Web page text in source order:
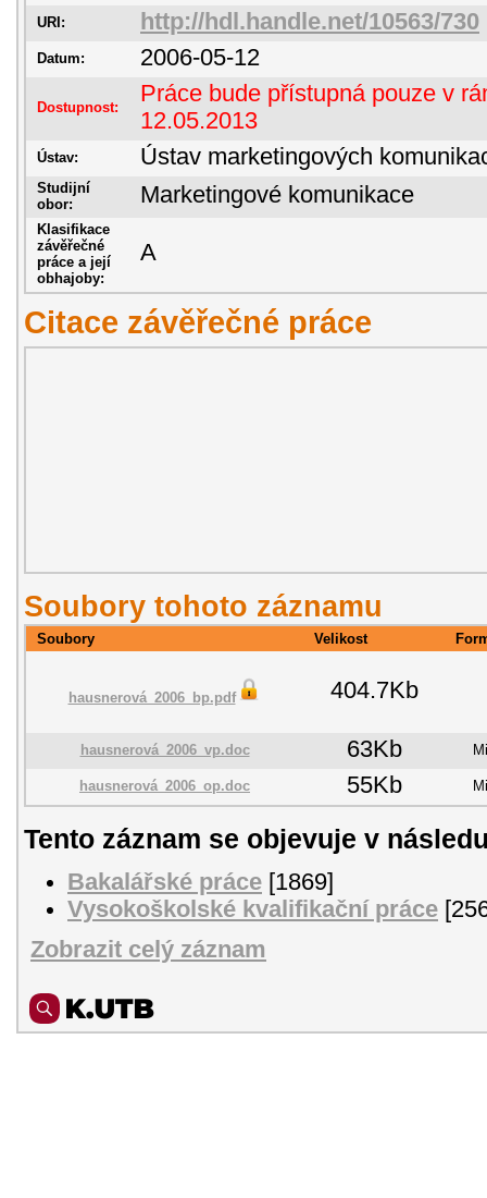
URI: http://hdl.handle.net/10563/730
Datum: 2006-05-12
Dostupnost:
Práce bude přístupná pouze v
12.05.2013
Ústav: Ústav marketingových
Studijní
obor:
Marketingové komunikace
Klasifikace
závěřečné
práce a její
obhajoby:
A
Citace závěřečné práce
Soubory tohoto záznamu
Soubory Velikost
hausnerová_2006_bp.pdf 404.7Kb
hausnerová_2006_vp.doc 63Kb
hausnerová_2006_op.doc 55Kb
Tento záznam se objevuje v
Bakalářské práce [1869]
Vysokoškolské kvalifikační práce
Zobrazit celý záznam